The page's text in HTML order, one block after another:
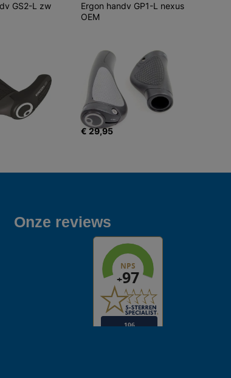
GS2-L zw
Ergon handv GP1-L nexus
OEM
€ 29,95
Onze reviews